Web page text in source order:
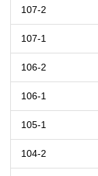
107-2
107-1
106-2
106-1
105-1
104-2